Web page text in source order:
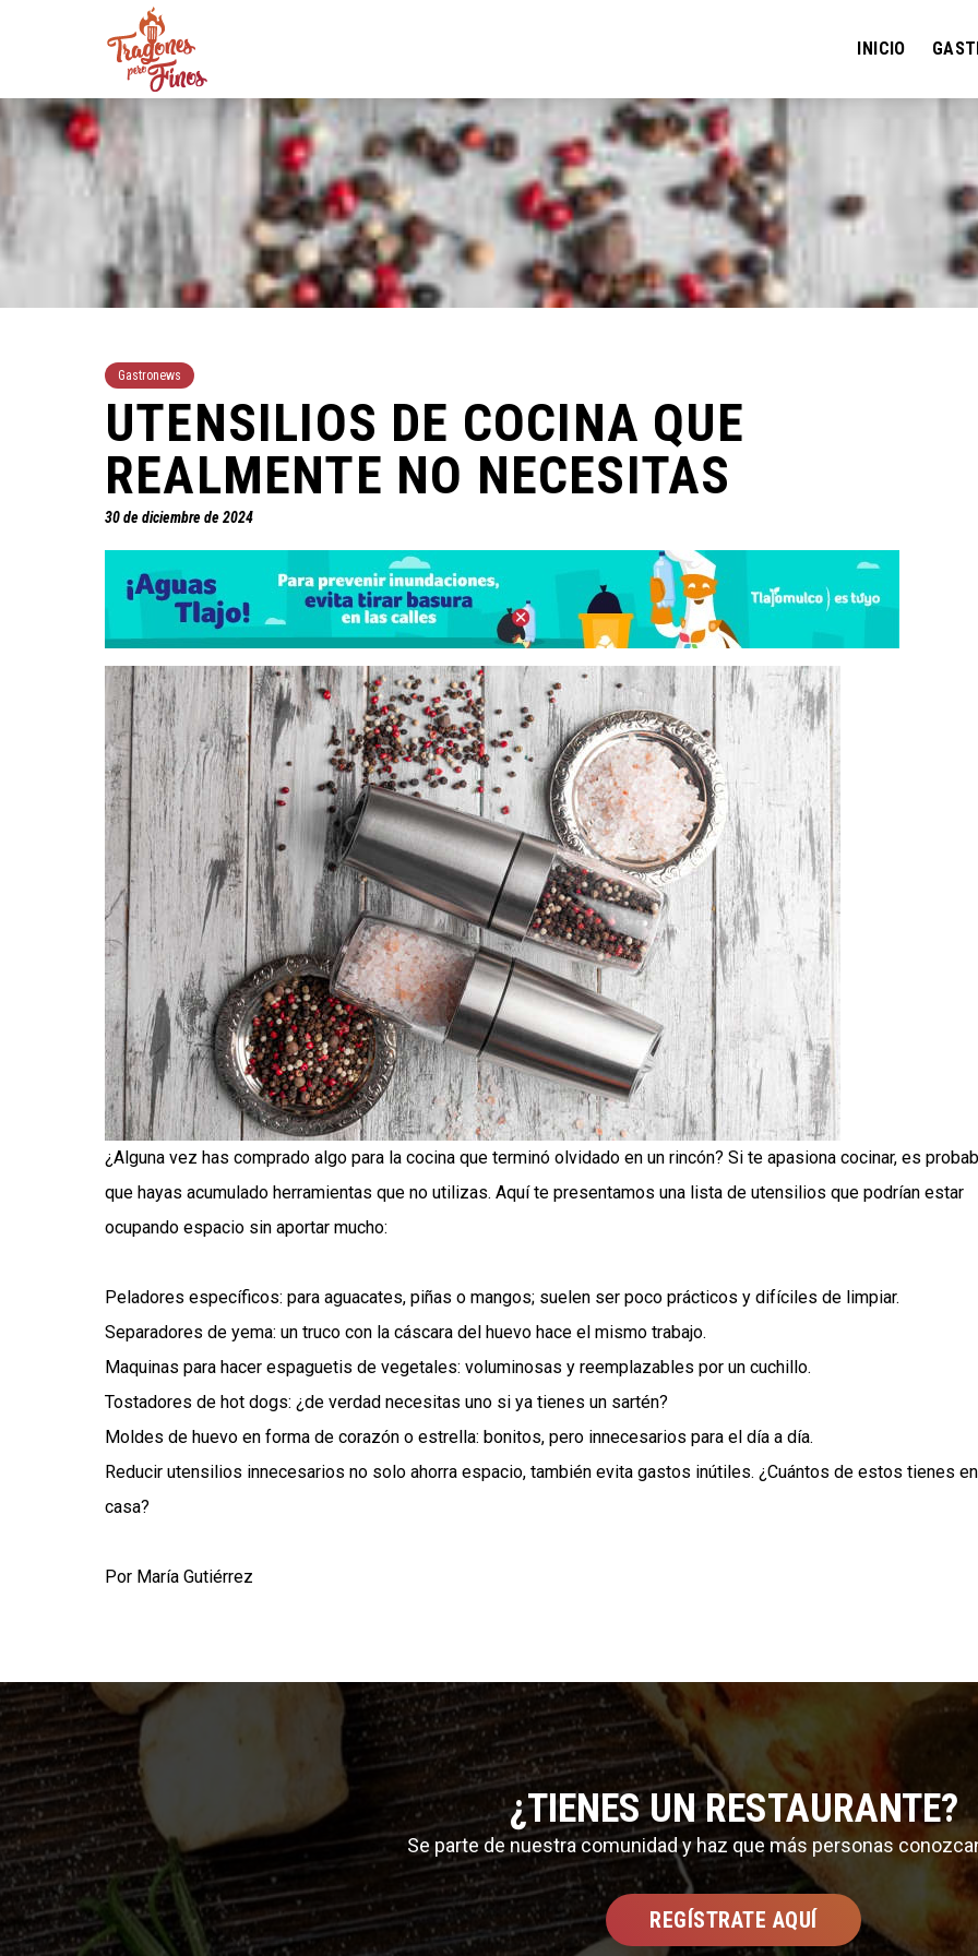
INICIO
Gastronews
UTENSILIOS DE COCINA QUE
REALMENTE NO NECESITAS
30 de diciembre de 2024
¿Alguna vez has comprado algo para la cocina que terminó olvidado en un rincón? Si te apasiona cocinar, es
que hayas acumulado herramientas que no utilizas. Aquí te presentamos una lista de utensilios que podrían estar
ocupando espacio sin aportar mucho:
Peladores específicos: para aguacates, piñas o mangos; suelen ser poco prácticos y difíciles de limpiar.
Separadores de yema: un truco con la cáscara del huevo hace el mismo trabajo.
Maquinas para hacer espaguetis de vegetales: voluminosas y reemplazables por un cuchillo.
Tostadores de hot dogs: ¿de verdad necesitas uno si ya tienes un sartén?
Moldes de huevo en forma de corazón o estrella: bonitos, pero innecesarios para el día a día.
Reducir utensilios innecesarios no solo ahorra espacio, también evita gastos inútiles. ¿Cuántos de estos tienes en
casa?
Por María Gutiérrez
¿TIENES UN RESTAURANTE?
Se parte de nuestra comunidad y haz que más personas
REGÍSTRATE AQUÍ